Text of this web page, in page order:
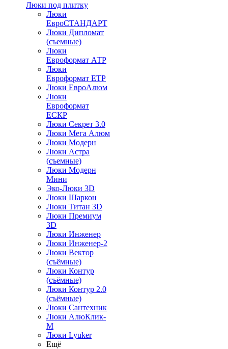
Люки под плитку
Люки
ЕвроСТАНДАРТ
Люки Дипломат
(съемные)
Люки
Евроформат АТР
Люки
Евроформат ЕТР
Люки ЕвроАлюм
Люки
Евроформат
ЕСКР
Люки Секрет 3.0
Люки Мега Алюм
Люки Модерн
Люки Астра
(съемные)
Люки Модерн
Мини
Эко-Люки 3D
Люки Шаркон
Люки Титан 3D
Люки Премиум
3D
Люки Инженер
Люки Инженер-2
Люки Вектор
(съёмные)
Люки Контур
(съёмные)
Люки Контур 2.0
(съёмные)
Люки Сантехник
Люки АлюКлик-
М
Люки Lyuker
Ещё